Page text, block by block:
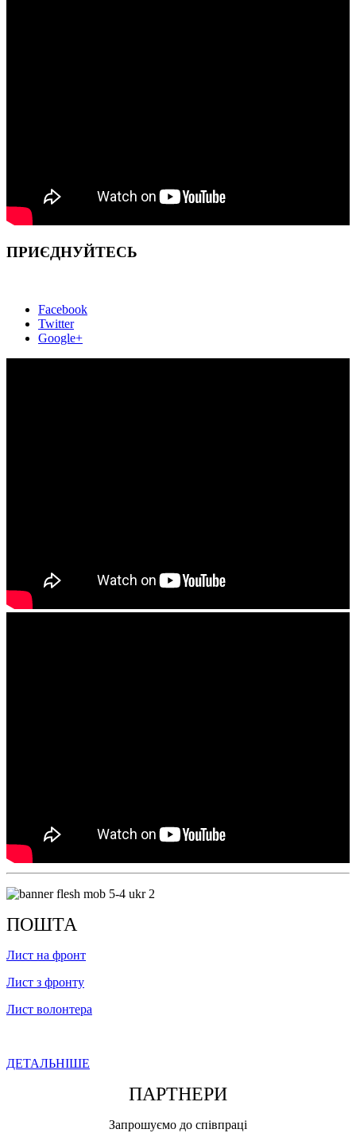
ПРИЄДНУЙТЕСЬ
Facebook
Twitter
Google+
ПОШТА
Лист на фронт
Лист з фронту
Лист волонтера
ДЕТАЛЬНІШЕ
ПАРТНЕРИ
Запрошуємо до співпраці